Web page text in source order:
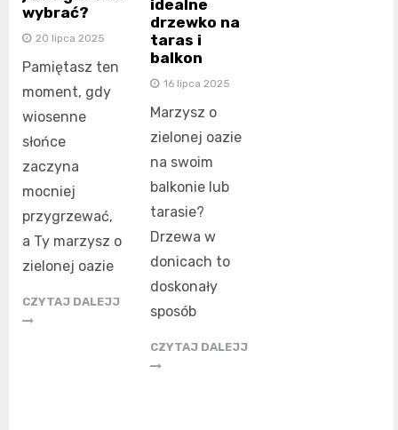
wybrać?
20 lipca 2025
Pamiętasz ten
moment, gdy
wiosenne
słońce
zaczyna
mocniej
przygrzewać,
a Ty marzysz o
zielonej oazie
CZYTAJ DALEJJ
idealne
drzewko na
taras i
balkon
16 lipca 2025
Marzysz o
zielonej oazie
na swoim
balkonie lub
tarasie?
Drzewa w
donicach to
doskonały
sposób
CZYTAJ DALEJJ